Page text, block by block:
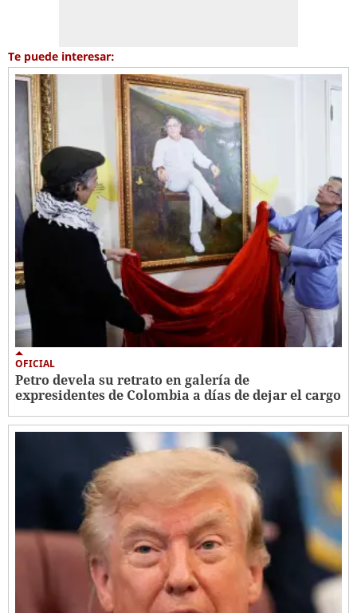
Te puede interesar:
OFICIAL
Petro devela su retrato en galería de
expresidentes de Colombia a días de dejar el cargo